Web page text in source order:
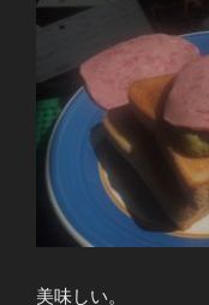
美味しい。